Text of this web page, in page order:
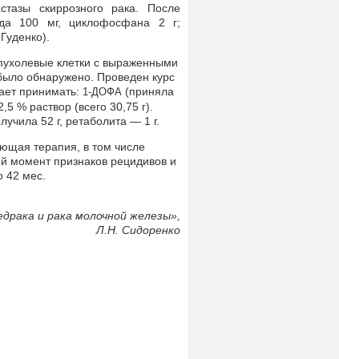
скиррозного рака. После
100 мг, циклофосфана 2 г;
клетки с выраженными
обнаружено. Проведен курс
принимать: 1-ДОФА (приняла
% раствор (всего 30,75 г).
52 г, ретаболита — 1 г.
терапия, в том числе
момент признаков рецидивов и
42 мес.
и рака молочной железы»,
Л.Н. Сидоренко